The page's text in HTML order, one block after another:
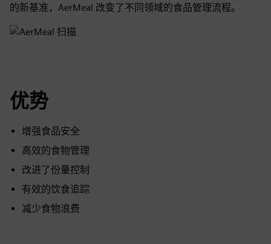
的新基准，AerMeal 改变了不同领域的食品管理流程。
优势
增强食品安全
高效的食物管理
改进了份量控制
有效的饮食追踪
减少食物浪费